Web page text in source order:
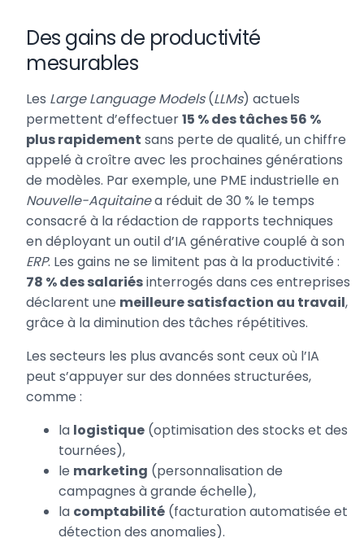
Des gains de productivité
mesurables
Les Large Language Models(LLMs) actuels
permettent d’effectuer15 % des tâches 56 %
plus rapidement sans perte de qualité, un chiffre
appelé à croître avec les prochaines générations
de modèles. Par exemple, une PME industrielle en
Nouvelle-Aquitainea réduit de 30 % le temps
consacré à la rédaction de rapports techniques
en déployant un outil d’IA générative couplé à son
ERP. Les gains ne se limitent pas à la productivité :
78 % des salariésinterrogés dans ces entreprises
déclarent une meilleure satisfaction au travail,
grâce à la diminution des tâches répétitives.
Les secteurs les plus avancés sont ceux où l’IA
peut s’appuyer sur des données structurées,
comme :
la logistique (optimisation des stocks et des
tournées),
le marketing (personnalisation de
campagnes à grande échelle),
la comptabilité (facturation automatisée et
détection des anomalies).